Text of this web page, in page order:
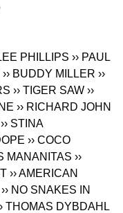
PHILLIPS ›› PAUL
›› BUDDY MILLER ››
›› TIGER SAW ››
›› RICHARD JOHN
›› STINA
›› COCO
MANANITAS ››
›› AMERICAN
›› NO SNAKES IN
THOMAS DYBDAHL